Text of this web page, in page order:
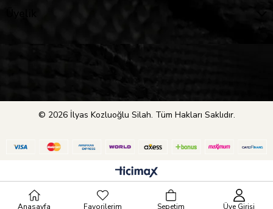
© 2026 İlyas Kozluoğlu Silah. Tüm Hakları Saklıdır.
Anasayfa Favorilerim Sepetim Üye Girişi